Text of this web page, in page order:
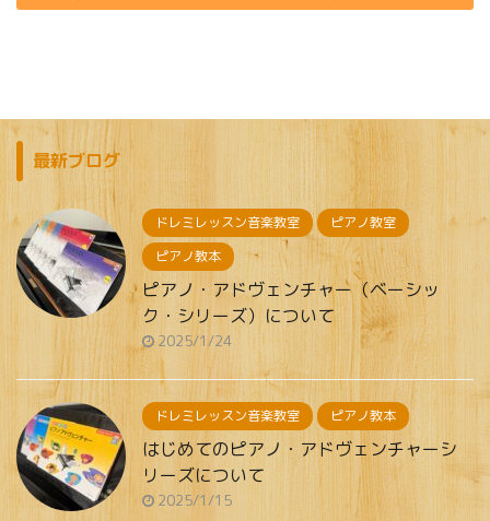
最新ブログ
ドレミレッスン音楽教室
ピアノ教室
ピアノ教本
ピアノ・アドヴェンチャー（ベーシッ
ク・シリーズ）について
2025/1/24
ドレミレッスン音楽教室 ピアノ教本
はじめてのピアノ・アドヴェンチャーシ
リーズについて
2025/1/15